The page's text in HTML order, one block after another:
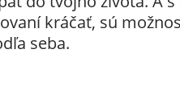
kráčať, sú
seba.